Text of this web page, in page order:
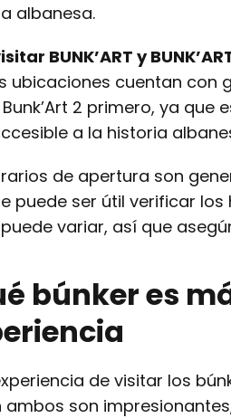
albanesa.
BUNK’ART y
ubicaciones cuentan con
2 primero, ya
a la historia
de apertura son
puede ser útil verificar
variar, así que
búnker es
de visitar los
ambos son